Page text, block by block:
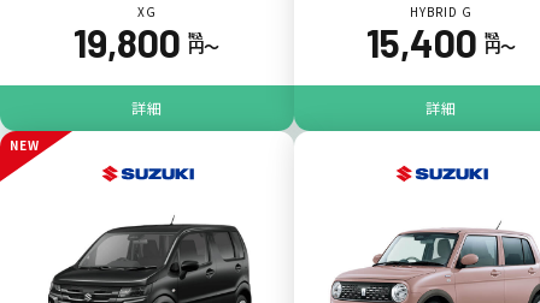
5
ジョイカル たすカッター3
XG
19,800 税込
円〜
詳細
HYBRID G
15,400 税込
円〜
詳細
NEW